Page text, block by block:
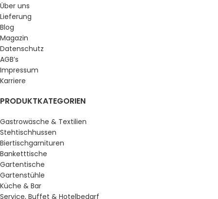
Über uns
Lieferung
Blog
Magazin
Datenschutz
AGB’s
Impressum
Karriere
PRODUKTKATEGORIEN
Gastrowäsche & Textilien
Stehtischhussen
Biertischgarnituren
Banketttische
Gartentische
Gartenstühle
Küche & Bar
Service, Buffet & Hotelbedarf